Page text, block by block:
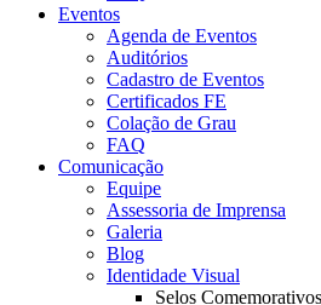
Eventos
Agenda de Eventos
Auditórios
Cadastro de Eventos
Certificados FE
Colação de Grau
FAQ
Comunicação
Equipe
Assessoria de Imprensa
Galeria
Blog
Identidade Visual
Selos Comemorativos